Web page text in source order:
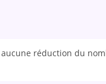
réduction du